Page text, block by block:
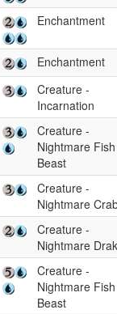
Enchantment
Enchantment
Creature -
Incarnation
Creature -
Nightmare Fish
Beast
Creature -
Nightmare
Creature -
Nightmare
Creature -
Nightmare Fish
Beast